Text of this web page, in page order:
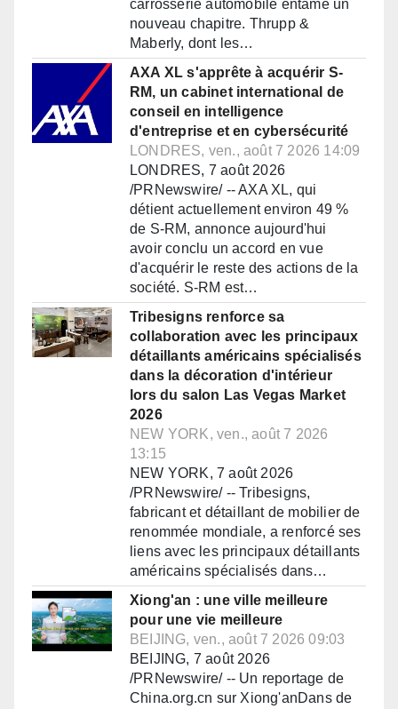
carrosserie automobile entame un
nouveau chapitre. Thrupp &
Maberly, dont les…
AXA XL s'apprête à acquérir S-
RM, un cabinet international de
conseil en intelligence
d'entreprise et en cybersécurité
LONDRES, ven., août 7 2026 14:09
LONDRES, 7 août 2026
/PRNewswire/ -- AXA XL, qui
détient actuellement environ 49 %
de S-RM, annonce aujourd'hui
avoir conclu un accord en vue
d'acquérir le reste des actions de la
société. S-RM est…
Tribesigns renforce sa
collaboration avec les principaux
détaillants américains spécialisés
dans la décoration d'intérieur
lors du salon Las Vegas Market
2026
NEW YORK, ven., août 7 2026
13:15
NEW YORK, 7 août 2026
/PRNewswire/ -- Tribesigns,
fabricant et détaillant de mobilier de
renommée mondiale, a renforcé ses
liens avec les principaux détaillants
américains spécialisés dans…
Xiong'an : une ville meilleure
pour une vie meilleure
BEIJING, ven., août 7 2026 09:03
BEIJING, 7 août 2026
/PRNewswire/ -- Un reportage de
China.org.cn sur Xiong'anDans de